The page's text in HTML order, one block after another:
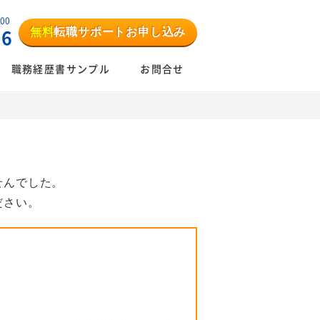
無料転職サポートお申し込み
職務経歴書サンプル お問合せ
でした。
い。